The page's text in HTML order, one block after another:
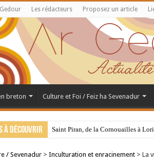
Les rédacteurs Proposez un article
breton Culture et Foi / Feiz ha Sevenadur
à découvrir Saint Piran, de la Cornouailles à
/ Sevenadur > Inculturation et enracinement > La